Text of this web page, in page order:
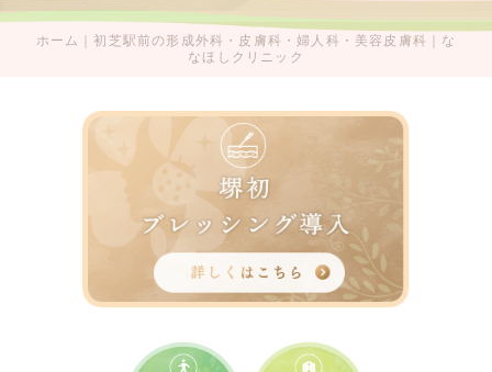
ホーム｜初芝駅前の形成外科・皮膚科・婦人科・美容皮膚科｜な
なほしクリニック